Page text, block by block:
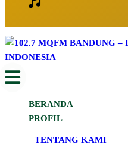
102.7 MQFM
Keluarga Indonesia
Inspirasi Keluarga Indonesia
BERANDA
PROFIL
TENTANG KAMI